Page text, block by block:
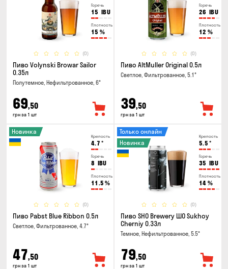
Горечь
15 IBU
Плотность
15 %
(0)
Пиво Volynski Browar Sailor
0.35л
Полутемное, Нефильтрованное, 6°
69,50
грн за 1 шт
Горечь
26 IBU
Плотность
12 %
(0)
Пиво AltMuller Original 0.5л
Светлое, Фильтрованное, 5.1°
39,50
грн за 1 шт
Крепость
4.7 °
Горечь
8 IBU
Плотность
11.5 %
(0)
Новинка
Пиво Pabst Blue Ribbon 0.5л
Светлое, Фильтрованное, 4.7°
47,50
грн за 1 шт
Крепость
5.5 °
Горечь
35 IBU
Плотность
14 %
(0)
Только онлайн
Новинка
Пиво SHO Brewery ШО Sukhoy
Cherniy 0.33л
Темное, Нефильтрованное, 5.5°
79,50
грн за 1 шт